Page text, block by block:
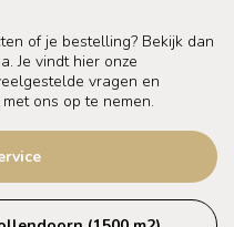
of je bestelling? Bekijk dan
Je vindt hier onze
vragen en
ons op te nemen.